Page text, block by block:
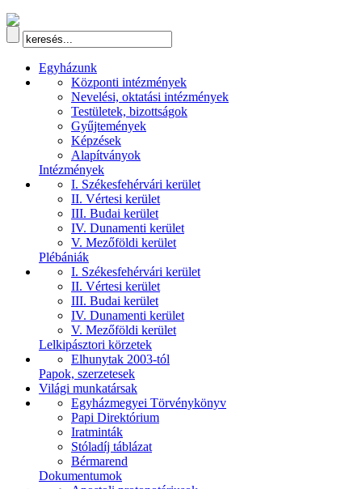
Egyházunk
Központi intézmények
Nevelési, oktatási intézmények
Testületek, bizottságok
Gyűjtemények
Képzések
Alapítványok
Intézmények
I. Székesfehérvári kerület
II. Vértesi kerület
III. Budai kerület
IV. Dunamenti kerület
V. Mezőföldi kerület
Plébániák
I. Székesfehérvári kerület
II. Vértesi kerület
III. Budai kerület
IV. Dunamenti kerület
V. Mezőföldi kerület
Lelkipásztori körzetek
Elhunytak 2003-tól
Papok, szerzetesek
Világi munkatársak
Egyházmegyei Törvénykönyv
Papi Direktórium
Iratminták
Stóladíj táblázat
Bérmarend
Dokumentumok